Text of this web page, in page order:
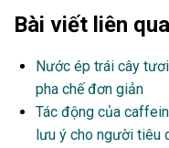
Bài viết liên
Nước ép trái cây
pha chế đơn giản
Tác động của
lưu ý cho người tiêu